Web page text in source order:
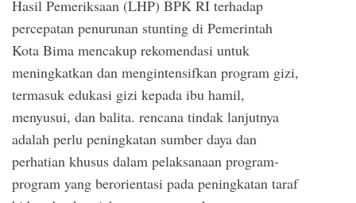
Hasil Pemeriksaan (LHP) BPK RI terhadap
percepatan penurunan stunting di Pemerintah
Kota Bima mencakup rekomendasi untuk
meningkatkan dan mengintensifkan program gizi,
termasuk edukasi gizi kepada ibu hamil,
menyusui, dan balita. rencana tindak lanjutnya
adalah perlu peningkatan sumber daya dan
perhatian khusus dalam pelaksanaan program-
program yang berorientasi pada peningkatan taraf